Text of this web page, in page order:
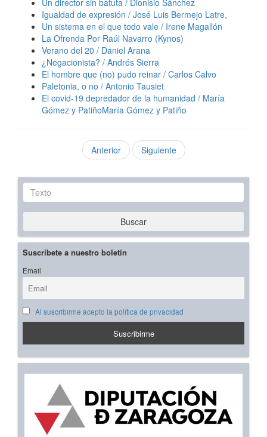
Un director sin batuta / Dionisio Sánchez
Igualdad de expresión / José Luis Bermejo Latre,
Un sistema en el que todo vale / Irene Magallón
La Ofrenda Por Raúl Navarro (Kynos)
Verano del 20 / Daniel Arana
¿Negacionista? / Andrés Sierra
El hombre que (no) pudo reinar / Carlos Calvo
Paletonia, o no / Antonio Tausiet
El covid-19 depredador de la humanidad / María
Gómez y PatiñoMaría Gómez y Patiño
Anterior Siguiente
Texto
Buscar
Suscríbete a nuestro boletín
Email
Al suscribirme acepto la política de privacidad